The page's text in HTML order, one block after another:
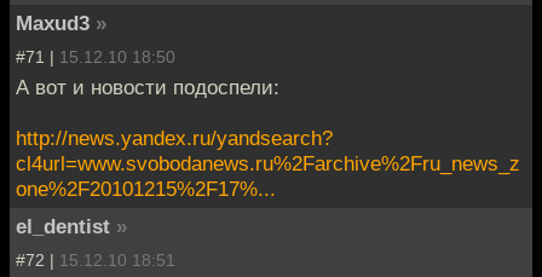
Maxud3 »
#71 | 15.12.10 18:50
А вот и новости подоспели:
http://news.yandex.ru/yandsearch?
cl4url=www.svobodanews.ru%2Farchive%2Fru_news_z
one%2F20101215%2F17%...
el_dentist »
#72 | 15.12.10 18:51